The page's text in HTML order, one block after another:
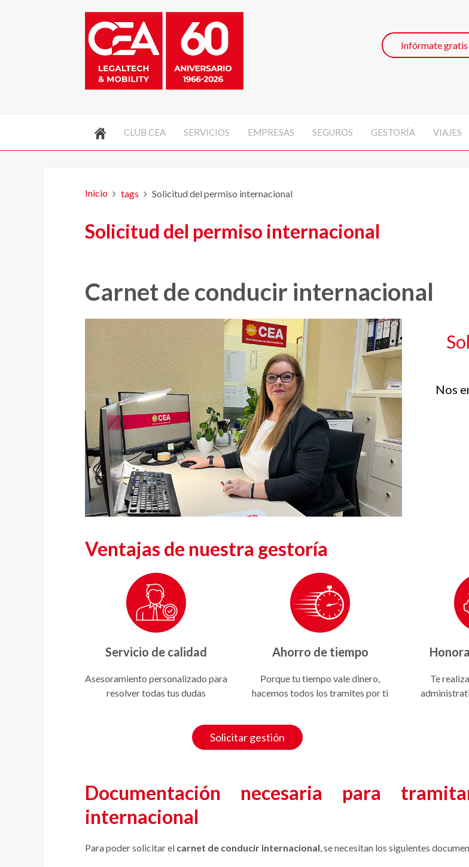
Infórmate gratis
CLUB CEA SERVICIOS EMPRESAS SEGUROS GESTORÍA VIAJES
Inicio tags Solicitud del permiso internacional
Solicitud del permiso internacional
Carnet de conducir internacional
Nos
Ventajas de nuestra gestoría
Servicio de calidad
Asesoramiento personalizado para
resolver todas tus dudas
Ahorro de tiempo
Porque tu tiempo vale dinero,
hacemos todos los tramites por ti
Te
Solicitar gestión
Documentación necesaria para
internacional
Para poder solicitar el carnet de conducir internacional, se necesitan los siguientes